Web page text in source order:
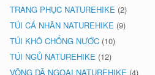
TRANG PHỤC NATUREHIKE (2)
TÚI CÁ NHÂN NATUREHIKE (9)
TÚI KHÔ CHỐNG NƯỚC (10)
TÚI NGỦ NATUREHIKE (12)
VÕNG DÃ NGOẠI NATUREHIKE (4)